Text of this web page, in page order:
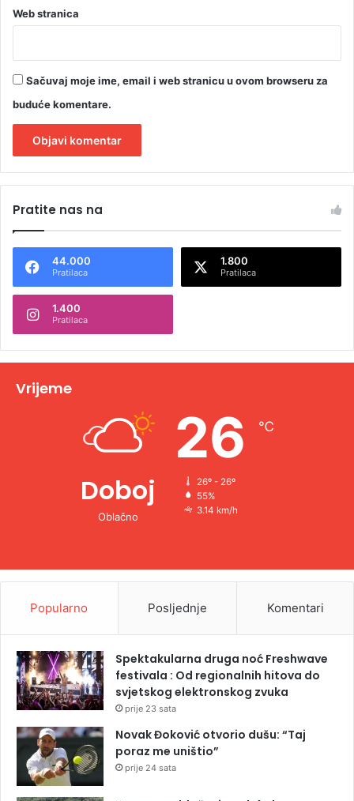
Web stranica
Sačuvaj moje ime, email i web stranicu u ovom browseru za
buduće komentare.
t
n
t
v
Pratite nas na
44.000
Pratilaca
1.800
Pratilaca
1.400
Pratilaca
Vrijeme
Doboj
Oblačno
26 ℃
26º - 26º
55%
3.14 km/h
Popularno Posljednje Komentari
Spektakularna druga noć Freshwave
festivala : Od regionalnih hitova do
svjetskog elektronskog zvuka
prije 23 sata
Novak Đoković otvorio dušu: “Taj
poraz me uništio”
prije 24 sata